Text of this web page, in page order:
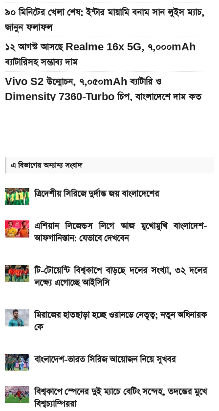
৯০ মিনিটের খেলা শেষ: ইন্টার মায়ামি বনাম সান লুইস ম্যাচ,
জানুন ফলাফল
১২ আগস্ট আসছে Realme 16x 5G, ৭,০০০mAh
ব্যাটারিসহ সম্ভাব্য দাম
Vivo S2 উন্মোচন, ৭,০৫০mAh ব্যাটারি ও
Dimensity 7360-Turbo চিপ, বাংলাদেশে দাম কত
৮০০০ mAh ব্যাটারি সহ আসছে Redmi Note 17 5G,
দাম কত?
আজকের স্বর্ণের বাজারদর: ০৬ আগস্ট ২০২৬
একটু পর শুরু, Milan Vs Inter ম্যাচ; লাইভ দেখুন এখানে
এসএসসি ও সমমানের ফল কবে জানাল শিক্ষা বোর্ড
একটু পর শুরু, চেলসি ও জুভেন্টাস ম্যাচ; লাইভ দেখুন এখানে
আসছে টানা ৫ দিনের বৃষ্টি!
নতুন পে-স্কেল কার্যকর হলে যেভাবে বকেয়া বেতন পাবেন
এ বিভাগের অন্যান্য সংবাদ
ত্রিদেশীয় সিরিজে দুর্দান্ত জয় বাংলাদেশের
এশিয়ান লিজেন্ডস লিগে আজ মুখোমুখি বাংলাদেশ-
আফগানিস্তান: যেভাবে দেখবেন
টি-টোয়েন্টি বিশ্বকাপে বাড়ছে দলের সংখ্যা, ৩২ দলের
লক্ষ্যে এগোচ্ছে আইসিসি
মিরাজের হাতছাড়া হচ্ছে ওয়ানডে নেতৃত্ব; নতুন অধিনায়ক
কে
বাংলাদেশ-ভারত সিরিজ আয়োজন নিয়ে সুখবর
বিশ্বকাপে স্পেনের দুই ম্যাচে বেটিং সন্দেহ, তদন্তের মুখে
বিশ্বচ্যাম্পিয়রা